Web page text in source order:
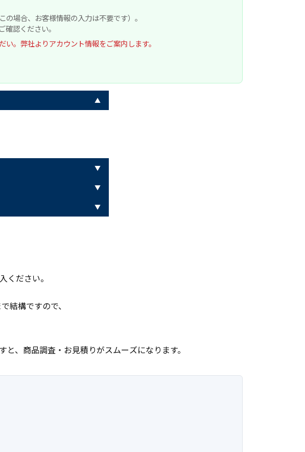
場合、お客様情報の入力は不要です）。
認ください。
。弊社よりアカウント情報をご案内します。
ください。
結構ですので、
、商品調査・お見積りがスムーズになります。